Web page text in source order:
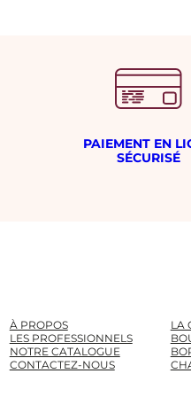
PAIEMENT EN
SÉCURISÉ
À PROPOS
LES PROFESSIONNELS
NOTRE CATALOGUE
CONTACTEZ-NOUS
LA